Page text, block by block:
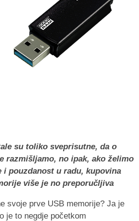
su toliko sveprisutne, da o
razmišljamo, no ipak, ako želimo
i pouzdanost u radu, kupovina
više je no preporučljiva
svoje prve USB memorije? Ja je
je to negdje početkom